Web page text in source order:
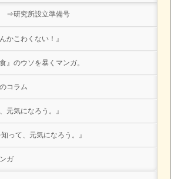
⇒研究所設立準備号
かこわくない！』
』のウソを暴くマンガ。
コラム
、元気になろう。』
って、元気になろう。』
ガ